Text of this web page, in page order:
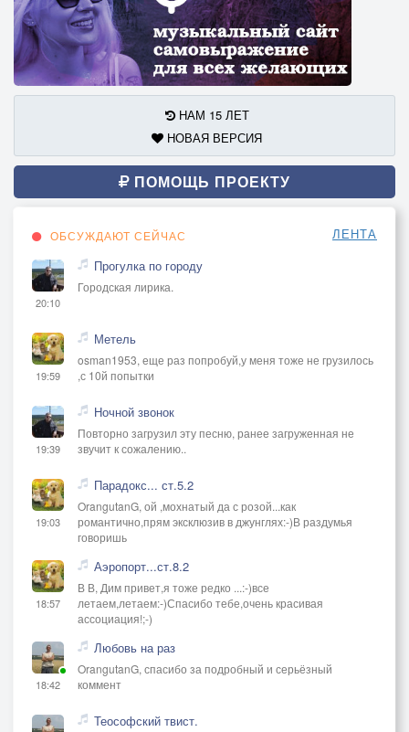
НАМ 15 ЛЕТ
НОВАЯ ВЕРСИЯ
ПОМОЩЬ ПРОЕКТУ
ОБСУЖДАЮТ СЕЙЧАС ЛЕНТА
20:10
Прогулка по городу
Городская лирика.
19:59
Метель
osman1953, еще раз попробуй,у меня тоже не грузилось
,с 10й попытки
19:39
Ночной звонок
Повторно загрузил эту песню, ранее загруженная не
звучит к сожалению..
19:03
Парадокс... ст.5.2
OrangutanG, ой ,мохнатый да с розой...как
романтично,прям эксклюзив в джунглях:-)В раздумья
говоришь
18:57
Аэропорт...ст.8.2
В В, Дим привет,я тоже редко ...:-)все
летаем,летаем:-)Спасибо тебе,очень красивая
ассоциация!;-)
18:42
Любовь на раз
OrangutanG, спасибо за подробный и серьёзный
коммент
Теософский твист.